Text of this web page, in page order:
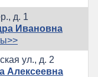
д. 1
Ивановна
ул., д. 2
Алексеевна